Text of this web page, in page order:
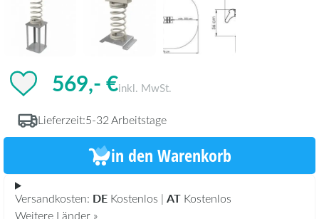
569,- €inkl. MwSt.
Lieferzeit:5-32 Arbeitstage
in den Warenkorb
Versandkosten: DE Kostenlos | AT Kostenlos
Weitere Länder »